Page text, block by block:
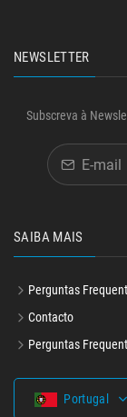
NEWSLETTER
Subscreva à
SAIBA MAIS
Perguntas
Contacto
Perguntas
Portugal